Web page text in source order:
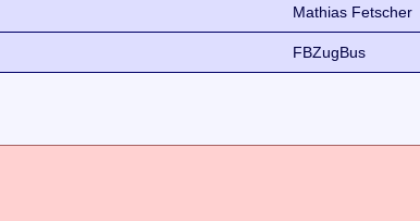
Mathias Fetscher
FBZugBus